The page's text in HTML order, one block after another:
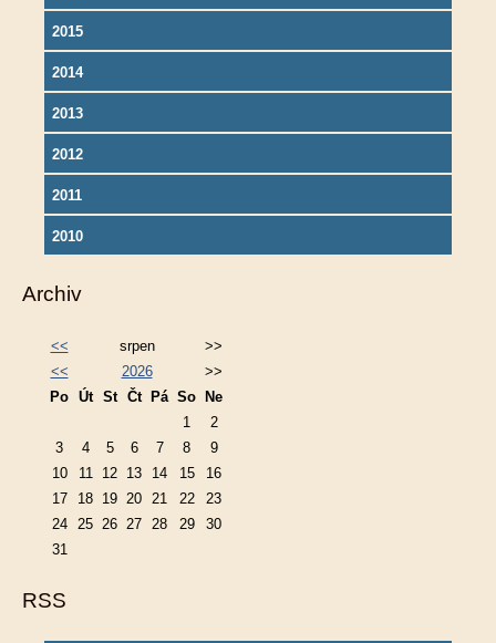
2015
2014
2013
2012
2011
2010
Archiv
<< srpen
>>
<<
2026
>>
Po Út St Čt Pá So Ne
1
2
3
4 5 6 7 8
9
10
11 12 13 14 15
16
17
18 19 20 21 22
23
24
25 26 27 28 29
30
31
RSS